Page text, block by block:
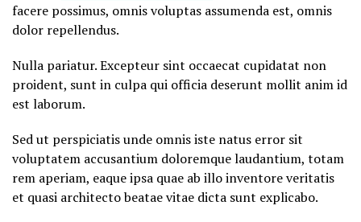
facere possimus, omnis voluptas assumenda est, omnis
dolor repellendus.
Nulla pariatur. Excepteur sint occaecat cupidatat non
proident, sunt in culpa qui officia deserunt mollit anim id
est laborum.
Sed ut perspiciatis unde omnis iste natus error sit
voluptatem accusantium doloremque laudantium, totam
rem aperiam, eaque ipsa quae ab illo inventore veritatis
et quasi architecto beatae vitae dicta sunt explicabo.